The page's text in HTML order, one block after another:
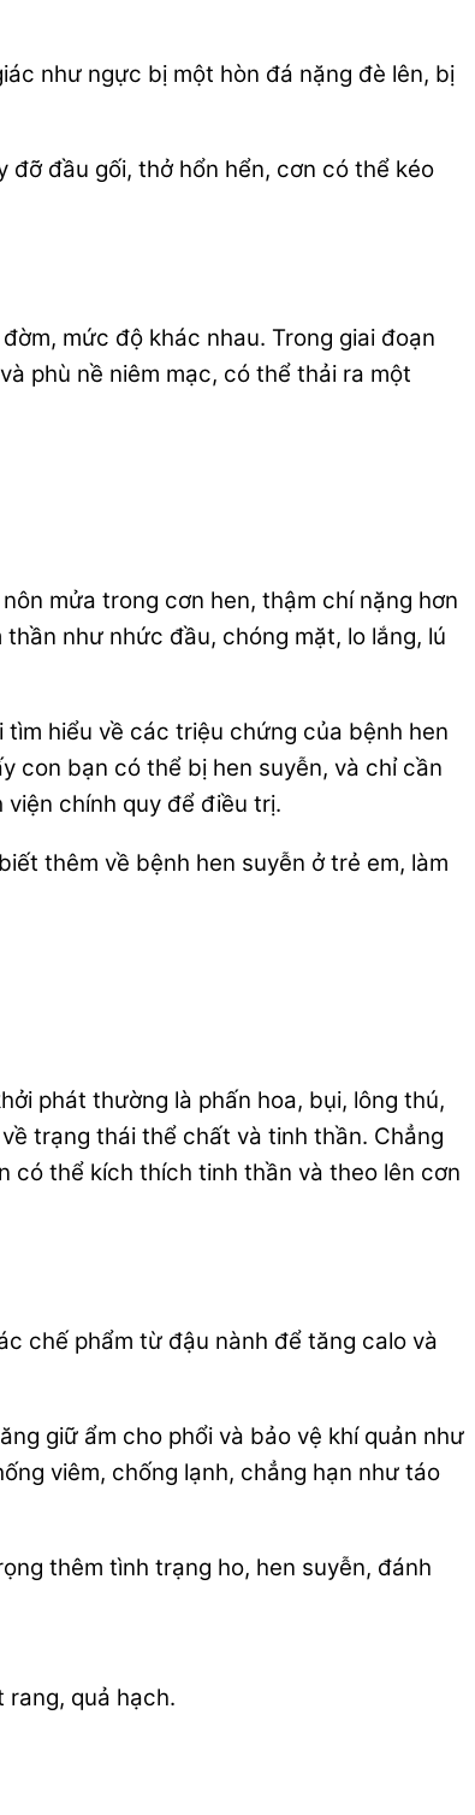
như ngực bị một hòn đá nặng đè lên, bị
đỡ đầu gối, thở hổn hển, cơn có thể kéo
mức độ khác nhau. Trong giai đoạn
phù nề niêm mạc, có thể thải ra một
mửa trong cơn hen, thậm chí nặng hơn
như nhức đầu, chóng mặt, lo lắng, lú
hiểu về các triệu chứng của bệnh hen
con bạn có thể bị hen suyễn, và chỉ cần
chính quy để điều trị.
thêm về bệnh hen suyễn ở trẻ em, làm
phát thường là phấn hoa, bụi, lông thú,
trạng thái thể chất và tinh thần. Chẳng
có thể kích thích tinh thần và theo lên cơn
chế phẩm từ đậu nành để tăng calo và
giữ ẩm cho phổi và bảo vệ khí quản như
viêm, chống lạnh, chẳng hạn như táo
thêm tình trạng ho, hen suyễn, đánh
rang, quả hạch.